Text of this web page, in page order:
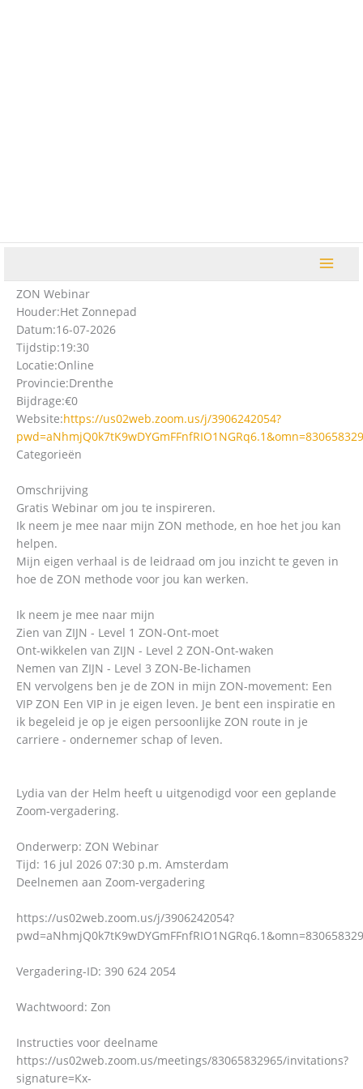
ZON Webinar
Houder:Het Zonnepad
Datum:16-07-2026
Tijdstip:19:30
Locatie:Online
Provincie:Drenthe
Bijdrage:€0
Website:https://us02web.zoom.us/j/3906242054?
Categorieën
Omschrijving
Gratis Webinar om jou te inspireren.
Ik neem je mee naar mijn ZON methode, en hoe het jou kan
helpen.
Mijn eigen verhaal is de leidraad om jou inzicht te geven in
hoe de ZON methode voor jou kan werken.
Ik neem je mee naar mijn
Zien van ZIJN - Level 1 ZON-Ont-moet
Ont-wikkelen van ZIJN - Level 2 ZON-Ont-waken
Nemen van ZIJN - Level 3 ZON-Be-lichamen
EN vervolgens ben je de ZON in mijn ZON-movement: Een
VIP ZON Een VIP in je eigen leven. Je bent een inspiratie en
ik begeleid je op je eigen persoonlijke ZON route in je
carriere - ondernemer schap of leven.
Lydia van der Helm heeft u uitgenodigd voor een geplande
Zoom-vergadering.
Onderwerp: ZON Webinar
Tijd: 16 jul 2026 07:30 p.m. Amsterdam
Deelnemen aan Zoom-vergadering
https://us02web.zoom.us/j/3906242054?
Vergadering-ID: 390 624 2054
Wachtwoord: Zon
Instructies voor deelname
https://us02web.zoom.us/meetings/83065832965/invitations?
signature=Kx-